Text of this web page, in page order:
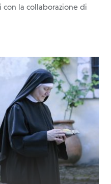
con la collaborazione di